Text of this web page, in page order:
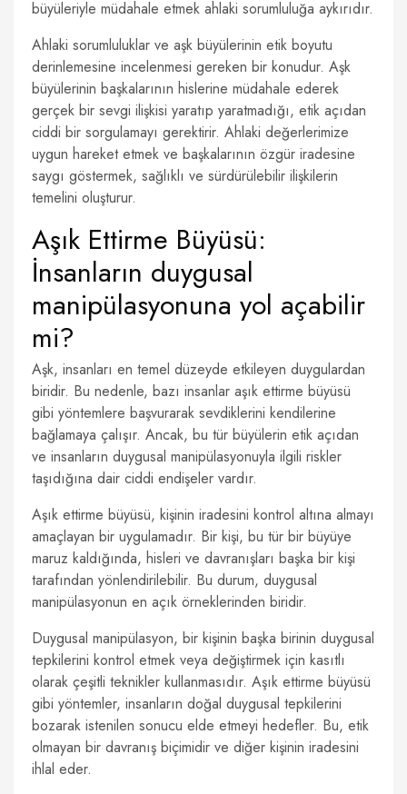
büyüleriyle müdahale etmek ahlaki sorumluluğa aykırıdır.
Ahlaki sorumluluklar ve aşk büyülerinin etik boyutu
derinlemesine incelenmesi gereken bir konudur. Aşk
büyülerinin başkalarının hislerine müdahale ederek
gerçek bir sevgi ilişkisi yaratıp yaratmadığı, etik açıdan
ciddi bir sorgulamayı gerektirir. Ahlaki değerlerimize
uygun hareket etmek ve başkalarının özgür iradesine
saygı göstermek, sağlıklı ve sürdürülebilir ilişkilerin
temelini oluşturur.
Aşık Ettirme Büyüsü:
İnsanların duygusal
manipülasyonuna yol açabilir
mi?
Aşk, insanları en temel düzeyde etkileyen duygulardan
biridir. Bu nedenle, bazı insanlar aşık ettirme büyüsü
gibi yöntemlere başvurarak sevdiklerini kendilerine
bağlamaya çalışır. Ancak, bu tür büyülerin etik açıdan
ve insanların duygusal manipülasyonuyla ilgili riskler
taşıdığına dair ciddi endişeler vardır.
Aşık ettirme büyüsü, kişinin iradesini kontrol altına almayı
amaçlayan bir uygulamadır. Bir kişi, bu tür bir büyüye
maruz kaldığında, hisleri ve davranışları başka bir kişi
tarafından yönlendirilebilir. Bu durum, duygusal
manipülasyonun en açık örneklerinden biridir.
Duygusal manipülasyon, bir kişinin başka birinin duygusal
tepkilerini kontrol etmek veya değiştirmek için kasıtlı
olarak çeşitli teknikler kullanmasıdır. Aşık ettirme büyüsü
gibi yöntemler, insanların doğal duygusal tepkilerini
bozarak istenilen sonucu elde etmeyi hedefler. Bu, etik
olmayan bir davranış biçimidir ve diğer kişinin iradesini
ihlal eder.